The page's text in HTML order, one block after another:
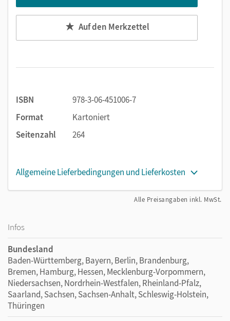
Auf den Merkzettel
ISBN
978-3-06-451006-7
Format
Kartoniert
Seitenzahl
264
Allgemeine Lieferbedingungen und Lieferkosten
Alle Preisangaben inkl. MwSt.
Infos
Bundesland
Baden-Württemberg, Bayern, Berlin, Brandenburg,
Bremen, Hamburg, Hessen, Mecklenburg-Vorpommern,
Niedersachsen, Nordrhein-Westfalen, Rheinland-Pfalz,
Saarland, Sachsen, Sachsen-Anhalt, Schleswig-Holstein,
Thüringen